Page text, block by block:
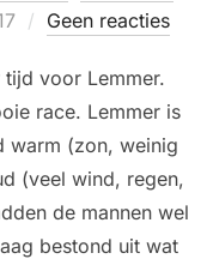
Geen reacties
voor Lemmer.
race. Lemmer is
warm (zon, weinig
(veel wind, regen,
de mannen wel
bestond uit wat